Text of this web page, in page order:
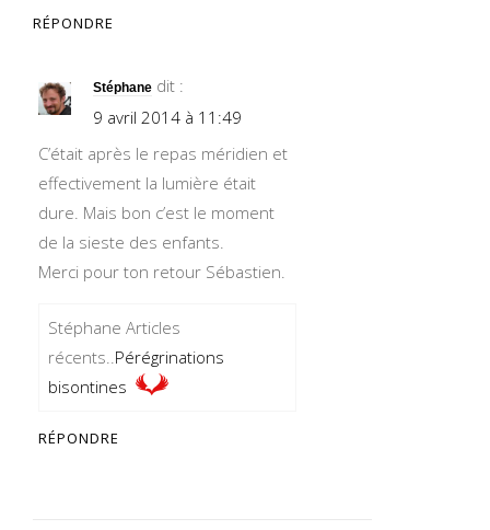
RÉPONDRE
Stéphane dit :
9 avril 2014 à 11:49
C’était après le repas méridien et
effectivement la lumière était
dure. Mais bon c’est le moment
de la sieste des enfants.
Merci pour ton retour Sébastien.
Stéphane Articles
récents..Pérégrinations
bisontines
RÉPONDRE